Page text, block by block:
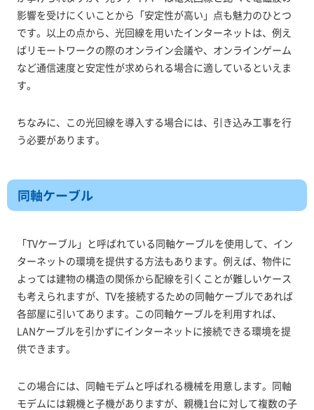
影響を受けにくいことから「安定性が高い」点も魅力のひとつ
です。以上の点から、光回線を用いたインターネットは、例え
ばリモートワークの際のオンライン会議や、オンラインゲーム
など通信速度と安定性が求められる場合に適しているといえま
す。
ちなみに、この光回線を導入する場合には、引き込み工事を行
う必要があります。
同軸ケーブル
「TVケーブル」と呼ばれている同軸ケーブルを使用して、イン
ターネットの環境を提供する方法もあります。例えば、物件に
よっては建物の構造の関係から配線を引くことが難しいケース
も考えられますが、TVを接続するための同軸ケーブルであれば
各部屋に引いてあります。この同軸ケーブルを利用すれば、
LANケーブルを引かずにインターネットに接続できる環境を提
供できます。
この場合には、同軸モデムと呼ばれる機械を用意します。同軸
モデムには親機と子機がありますが、親機1台に対して複数の子